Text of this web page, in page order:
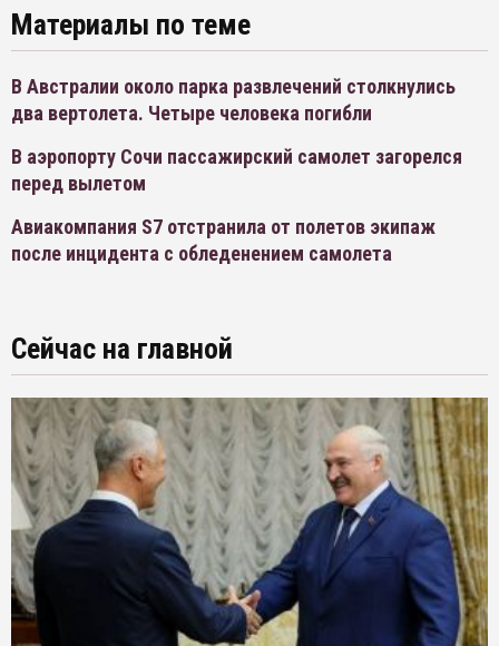
Материалы по теме
В Австралии около парка развлечений столкнулись
два вертолета. Четыре человека погибли
В аэропорту Сочи пассажирский самолет загорелся
перед вылетом
Авиакомпания S7 отстранила от полетов экипаж
после инцидента с обледенением самолета
Сейчас на главной